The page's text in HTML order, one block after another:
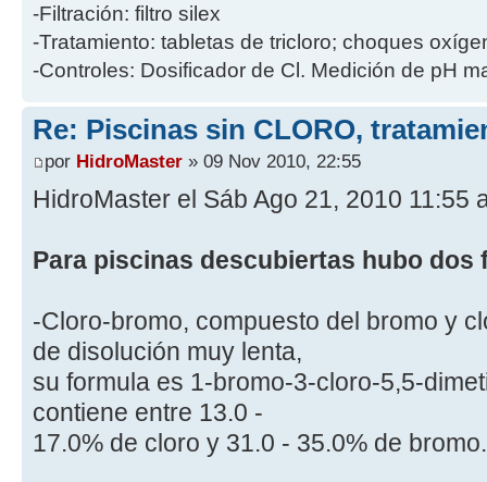
-Filtración: filtro silex
-Tratamiento: tabletas de tricloro; choques
-Controles: Dosificador de Cl. Medición de pH
Re: Piscinas sin CLORO,
por HidroMaster » 09 Nov 2010, 22:55
HidroMaster el Sáb Ago 21, 2010 11:55
Para piscinas descubiertas hubo dos
-Cloro-bromo, compuesto del bromo y
de disolución muy lenta,
su formula es 1-bromo-3-cloro-5,5-
contiene entre 13.0 -
17.0% de cloro y 31.0 - 35.0% de bromo.